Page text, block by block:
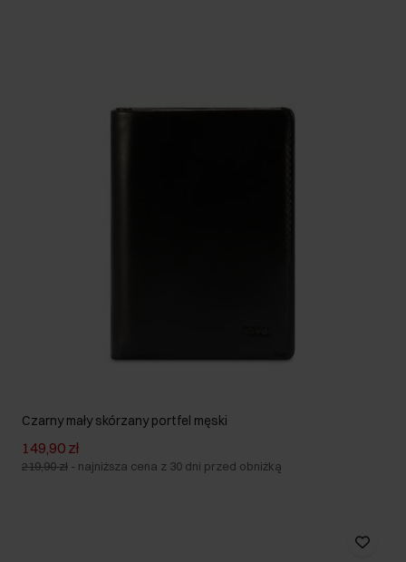
Czarny mały skórzany portfel męski
149,90 zł
219,90 zł - najniższa cena z 30 dni przed obniżką